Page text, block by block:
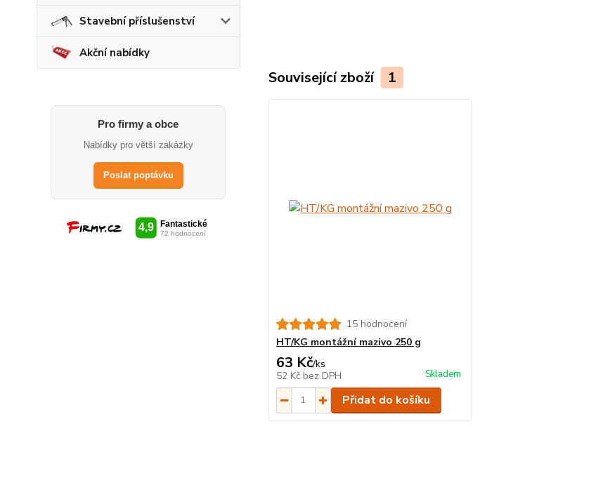
Stavební příslušenství
Akční nabídky
Pro firmy a obce
Nabídky pro větší zakázky
Poslat poptávku
Související zboží 1
15 hodnocení
HT/KG montážní mazivo 250 g
63 Kč/ks
52 Kč bez DPH Skladem
Přidat do košíku